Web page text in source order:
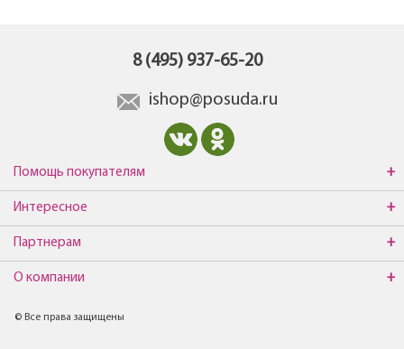
8 (495) 937-65-20
ishop@posuda.ru
Помощь покупателям
Интересное
Партнерам
О компании
© Все права защищены